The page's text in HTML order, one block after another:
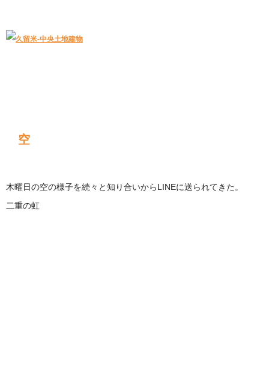
空
木曜日の空の様子を続々と知り合いからLINEに送られてきた。
二重の虹